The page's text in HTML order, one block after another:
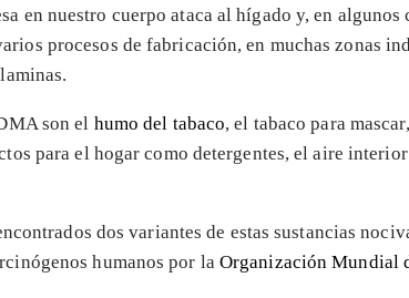
en nuestro cuerpo ataca al hígado y, en algunos
procesos de fabricación, en muchas zonas
son el humo del tabaco, el tabaco para
para el hogar como detergentes, el aire
dos variantes de estas sustancias
humanos por la Organización Mundial